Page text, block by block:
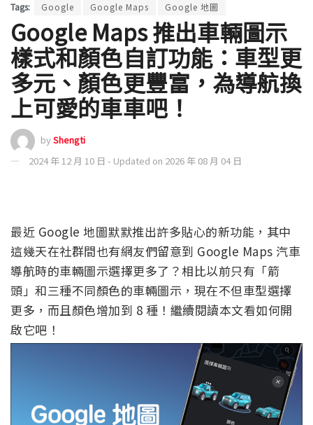
Tags: Google Google Maps Google 地圖
Google Maps 推出車輛圖示
樣式和顏色自訂功能：車型更
多元、顏色更豐富，為導航換
上可愛的車車吧！
byShengti
2024 年 12 月 10 日 - Updated on 2026 年 08 月 04 日
最近 Google 地圖默默推出許多貼心的新功能，其中
這幾天在社群間也有網友們留意到 Google Maps 汽車
導航時的車輛圖示選擇更多了？相比以前只有「箭
頭」和三種不同顏色的車輛圖示，現在不但車型選擇
更多，而且顏色增加到 8 種！繼續閱讀本文看如何開
啟它吧！